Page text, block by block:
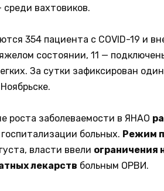
вахтовиков.
354 пациента с COVID-19 и
состоянии, 11 —
За сутки зафиксирован
роста заболеваемости в ЯНАО
больных. Режим
власти ввели ограничения
лекарств больным ОРВИ.